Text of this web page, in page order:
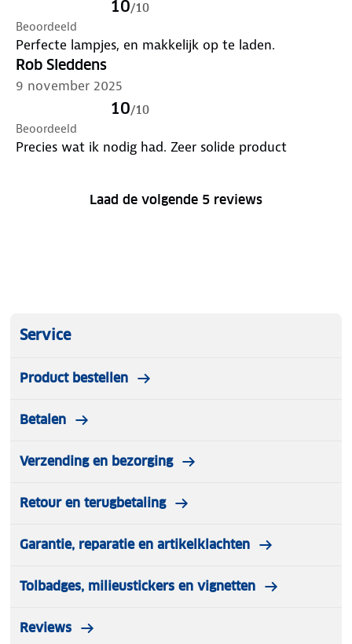
10/10
Beoordeeld
Perfecte lampjes, en makkelijk op te laden.
Rob Sleddens
9 november 2025
10/10
Beoordeeld
Precies wat ik nodig had. Zeer solide product
Laad de volgende 5 reviews
Service
Product bestellen
Betalen
Verzending en bezorging
Retour en terugbetaling
Garantie, reparatie en artikelklachten
Tolbadges, milieustickers en vignetten
Reviews